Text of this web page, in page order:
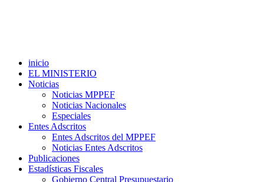
inicio
EL MINISTERIO
Noticias
Noticias MPPEF
Noticias Nacionales
Especiales
Entes Adscritos
Entes Adscritos del MPPEF
Noticias Entes Adscritos
Publicaciones
Estadísticas Fiscales
Gobierno Central Presupuestario